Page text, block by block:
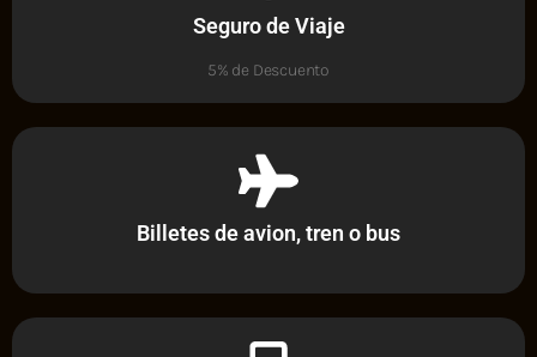
Seguro de Viaje
5% de Descuento
Billetes de avion, tren o bus